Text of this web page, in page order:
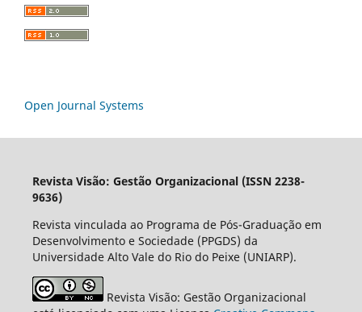
Open Journal Systems
Revista Visão: Gestão Organizacional (ISSN 2238-
9636)
Revista vinculada ao Programa de Pós-Graduação em
Desenvolvimento e Sociedade (PPGDS) da
Universidade Alto Vale do Rio do Peixe (UNIARP).
Revista Visão: Gestão Organizacional